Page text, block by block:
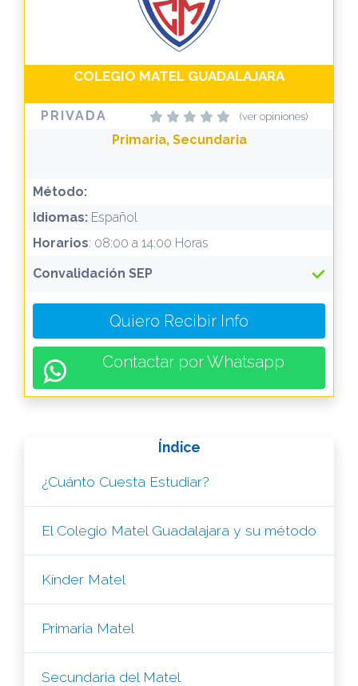
COLEGIO MATEL GUADALAJARA
PRIVADA (ver opiniones)
Primaria, Secundaria
Método:
Idiomas: Español
Horarios: 08:00 a 14:00 Horas
Convalidación SEP
Quiero Recibir Info
Contactar por Whatsapp
Índice
¿Cuánto Cuesta Estudiar?
El Colegio Matel Guadalajara y su método
Kínder Matel
Primaria Matel
Secundaria del Matel